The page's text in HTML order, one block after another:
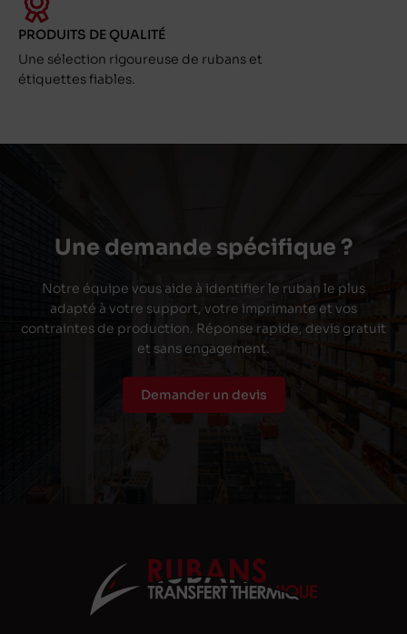
PRODUITS DE QUALITÉ
Une sélection rigoureuse de rubans et
étiquettes fiables.
Une demande spécifique ?
Notre équipe vous aide à identifier le ruban le plus
adapté à votre support, votre imprimante et vos
contraintes de production. Réponse rapide, devis gratuit
et sans engagement.
Demander un devis